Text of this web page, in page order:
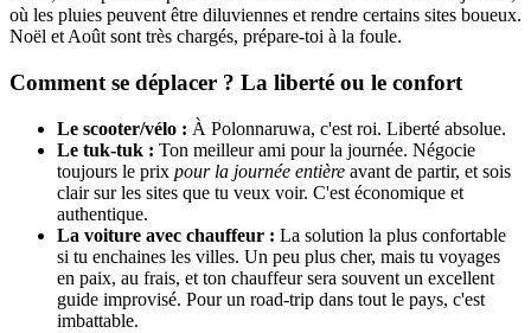
où les pluies peuvent être diluviennes et rendre certains sites boueux.
Noël et Août sont très chargés, prépare-toi à la foule.
Comment se déplacer ? La liberté ou le confort
Le scooter/vélo : À Polonnaruwa, c'est roi. Liberté absolue.
Le tuk-tuk : Ton meilleur ami pour la journée. Négocie
toujours le prix pour la journée entière avant de partir, et sois
clair sur les sites que tu veux voir. C'est économique et
authentique.
La voiture avec chauffeur : La solution la plus confortable
si tu enchaines les villes. Un peu plus cher, mais tu voyages
en paix, au frais, et ton chauffeur sera souvent un excellent
guide improvisé. Pour un road-trip dans tout le pays, c'est
imbattable.